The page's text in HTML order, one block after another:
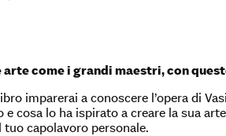
arte come i grandi maestri, con
imparerai a conoscere l’opera di
e cosa lo ha ispirato a creare la sua
capolavoro personale.